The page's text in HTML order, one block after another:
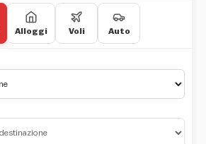
Alloggi Voli Auto